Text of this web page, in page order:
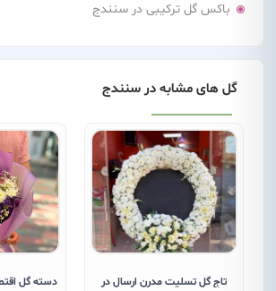
باکس گل ترکیبی در سنندج
گل های مشابه در سنندج
تاج گل تسلیت مدرن ارسال در
دسته گل